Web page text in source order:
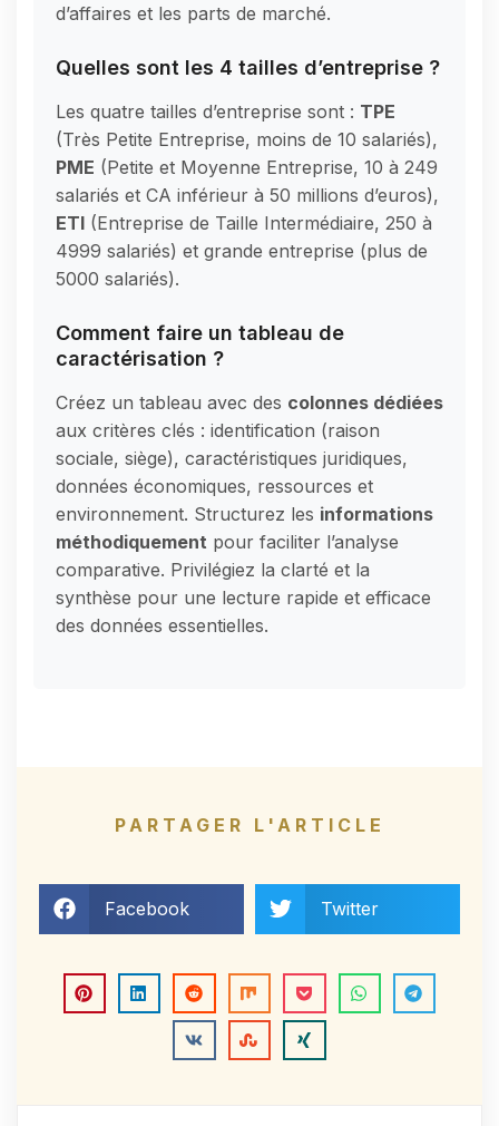
d’affaires et les parts de marché.
Quelles sont les 4 tailles d’entreprise ?
Les quatre tailles d’entreprise sont : TPE
(Très Petite Entreprise, moins de 10 salariés),
PME (Petite et Moyenne Entreprise, 10 à 249
salariés et CA inférieur à 50 millions d’euros),
ETI (Entreprise de Taille Intermédiaire, 250 à
4999 salariés) et grande entreprise (plus de
5000 salariés).
Comment faire un tableau de
caractérisation ?
Créez un tableau avec des colonnes dédiées
aux critères clés : identification (raison
sociale, siège), caractéristiques juridiques,
données économiques, ressources et
environnement. Structurez les informations
méthodiquement pour faciliter l’analyse
comparative. Privilégiez la clarté et la
synthèse pour une lecture rapide et efficace
des données essentielles.
PARTAGER L'ARTICLE
Facebook Twitter